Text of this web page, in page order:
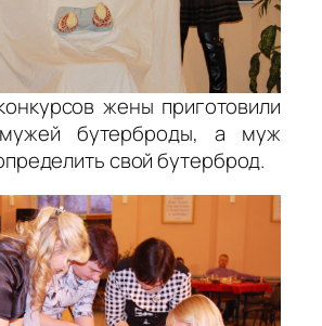
жены приготовили
бутерброды, а муж
свой бутерброд.